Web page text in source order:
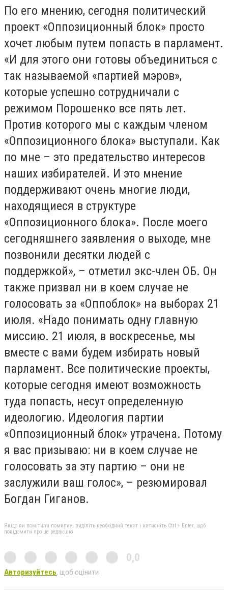
По его мнению, сегодня политический
проект «Оппозиционный блок» просто
хочет любым путем попасть в парламент.
«И для этого они готовы объединиться с
так называемой «партией мэров»,
которые успешно сотрудничали с
режимом Порошенко все пять лет.
Против которого мы с каждым членом
«Оппозиционного блока» выступали. Как
по мне – это предательство интересов
наших избирателей. И это мнение
поддерживают очень многие люди,
находящиеся в структуре
«Оппозиционного блока». После моего
сегодняшнего заявления о выходе, мне
позвонили десятки людей с
поддержкой», – отметил экс-член ОБ. Он
также призвал ни в коем случае не
голосовать за «Оппоблок» на выборах 21
июля. «Надо понимать одну главную
миссию. 21 июля, в воскресенье, мы
вместе с вами будем избирать новый
парламент. Все политические проекты,
которые сегодня имеют возможность
туда попасть, несут определенную
идеологию. Идеология партии
«Оппозиционный блок» утрачена. Потому
я вас призываю: ни в коем случае не
голосовать за эту партию – они не
заслужили ваш голос», – резюмировал
Богдан Гиганов.
Якщо ви помітили помилку, виділіть необхідний текст і натисніть Ctrl + Enter, щоб
повідомити про це редакцію
0,0
Авторизуйтесь, щоб оцінити